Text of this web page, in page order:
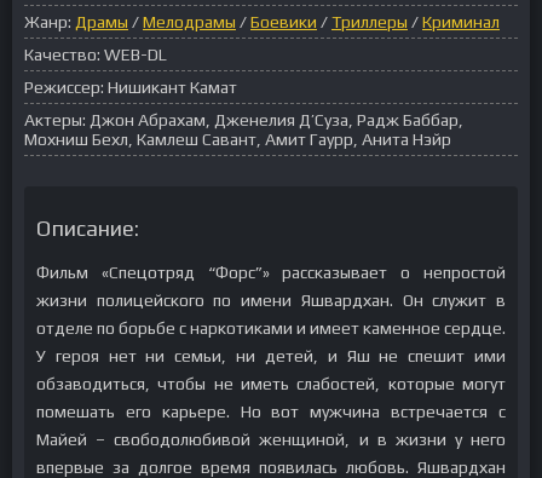
Жанр: Драмы /Мелодрамы /Боевики /Триллеры /Криминал
Качество: WEB-DL
Режиссер: Нишикант Камат
Актеры: Джон Абрахам, Дженелия Д’Суза, Радж Баббар,
Мохниш Бехл, Камлеш Савант, Амит Гаурр, Анита Нэйр
Описание:
Фильм «Спецотряд “Форс”» рассказывает о непростой
жизни полицейского по имени Яшвардхан. Он служит в
отделе по борьбе с наркотиками и имеет каменное сердце.
У героя нет ни семьи, ни детей, и Яш не спешит ими
обзаводиться, чтобы не иметь слабостей, которые могут
помешать его карьере. Но вот мужчина встречается с
Майей – свободолюбивой женщиной, и в жизни у него
впервые за долгое время появилась любовь. Яшвардхан